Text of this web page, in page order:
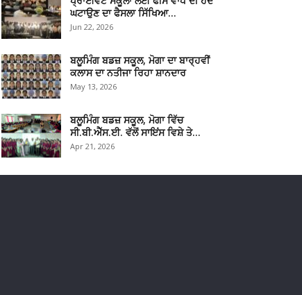
ਘਟਾਉਣ ਦਾ ਫੈਸਲਾ ਸਿੱਖਿਆ…
Jun 22, 2026
ਬਲੂਮਿੰਗ ਬਡਜ਼ ਸਕੂਲ, ਮੋਗਾ ਦਾ ਬਾਰ੍ਹਵੀਂ
ਕਲਾਸ ਦਾ ਨਤੀਜਾ ਰਿਹਾ ਸ਼ਾਨਦਾਰ
May 13, 2026
ਬਲੂਮਿੰਗ ਬਡਜ਼ ਸਕੂਲ, ਮੋਗਾ ਵਿੱਚ
ਸੀ.ਬੀ.ਐੱਸ.ਈ. ਵੱਲੋਂ ਸਾਇਂਸ ਵਿਸ਼ੇ ਤੇ…
Apr 21, 2026